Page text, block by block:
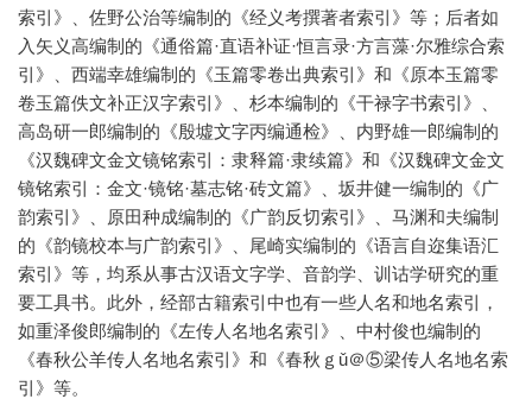
索引》、佐野公治等编制的《经义考撰著者索引》等；后者如
入矢义高编制的《通俗篇·直语补证·恒言录·方言藻·尔雅综合索
引》、西端幸雄编制的《玉篇零卷出典索引》和《原本玉篇零
卷玉篇佚文补正汉字索引》、杉本编制的《干禄字书索引》、
高岛研一郎编制的《殷墟文字丙编通检》、内野雄一郎编制的
《汉魏碑文金文镜铭索引：隶释篇·隶续篇》和《汉魏碑文金文
镜铭索引：金文·镜铭·墓志铭·砖文篇》、坂井健一编制的《广
韵索引》、原田种成编制的《广韵反切索引》、马渊和夫编制
的《韵镜校本与广韵索引》、尾崎实编制的《语言自迩集语汇
索引》等，均系从事古汉语文字学、音韵学、训诂学研究的重
要工具书。此外，经部古籍索引中也有一些人名和地名索引，
如重泽俊郎编制的《左传人名地名索引》、中村俊也编制的
《春秋公羊传人名地名索引》和《春秋ｇǔ＠⑤梁传人名地名索
引》等。